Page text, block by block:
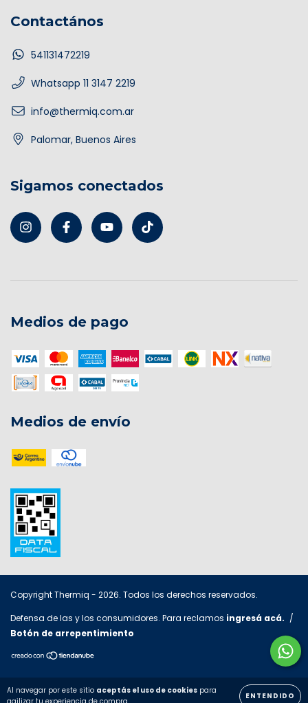
Al navegar por este sitio aceptás el uso de cookies para
ENTENDIDO
Contactános
541131472219
Whatsapp 11 3147 2219
info@thermiq.com.ar
Palomar, Buenos Aires
Sigamos conectados
Medios de pago
Medios de envío
Copyright Thermiq - 2026. Todos los derechos reservados.
Defensa de las y los consumidores. Para reclamos ingresá acá. /
Botón de arrepentimiento